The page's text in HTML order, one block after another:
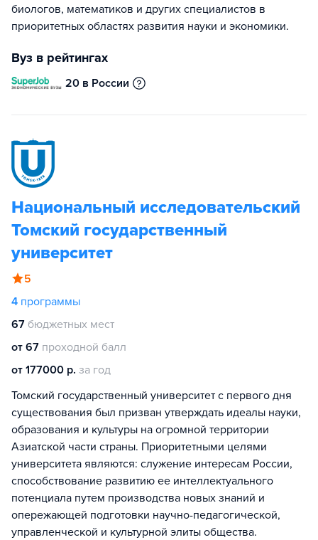
биологов, математиков и других специалистов в
приоритетных областях развития науки и экономики.
Вуз в рейтингах
20 в России
Национальный исследовательский
Томский государственный
университет
5
4 программы
67 бюджетных мест
от 67 проходной балл
от 177000 р. за год
Томский государственный университет с первого дня
существования был призван утверждать идеалы науки,
образования и культуры на огромной территории
Азиатской части страны. Приоритетными целями
университета являются: служение интересам России,
способствование развитию ее интеллектуального
потенциала путем производства новых знаний и
опережающей подготовки научно-педагогической,
управленческой и культурной элиты общества.